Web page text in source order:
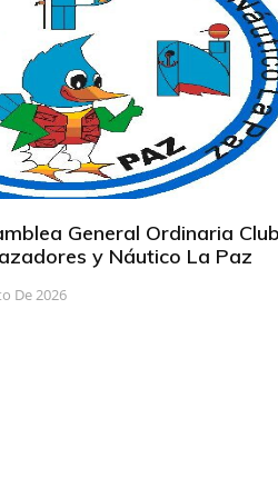
General Ordinaria
y Náutico La Paz
De 2026